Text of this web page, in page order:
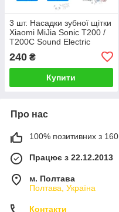
3 шт. Насадки зубної щітки
Xiaomi MiJia Sonic T200 /
T200C Sound Electric
Toothbrush Колір на вибір
240 ₴
Купити
Про нас
100% позитивних з 160
Працює з 22.12.2013
м. Полтава
Полтава, Україна
Контакти